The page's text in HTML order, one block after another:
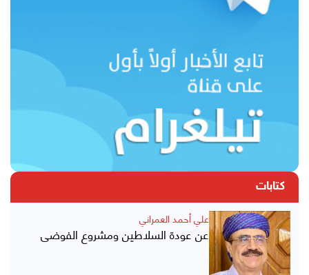
كتابات
علي أحمد العمراني
عن عودة السلاطين ومشروع الفوضى